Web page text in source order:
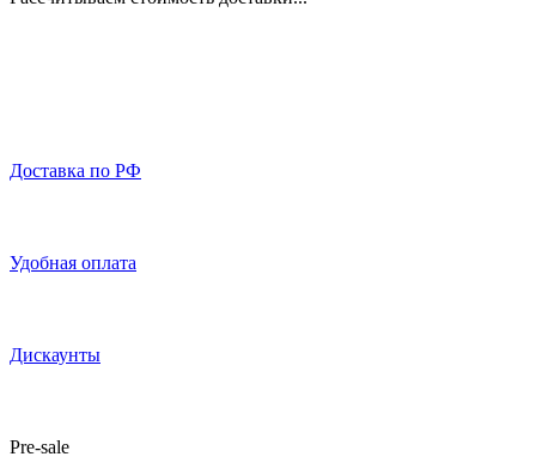
Доставка по РФ
Удобная оплата
Дискаунты
Pre-sale